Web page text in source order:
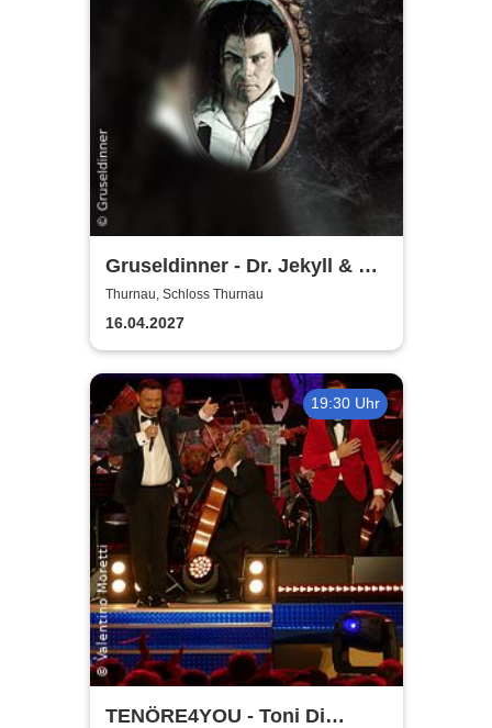
Gruseldinner - Dr. Jekyll & Mr.
Hyde
Thurnau, Schloss Thurnau
16.04.2027
19:30 Uhr
TENÖRE4YOU - Toni Di